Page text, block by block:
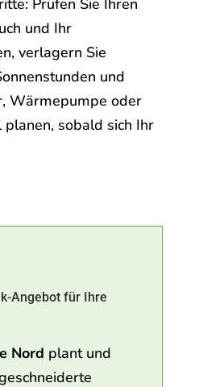
Prüfen Sie Ihren
und Ihr
verlagern Sie
und
Wärmepumpe oder
sobald sich Ihr
Angebot für Ihre
Nord plant und